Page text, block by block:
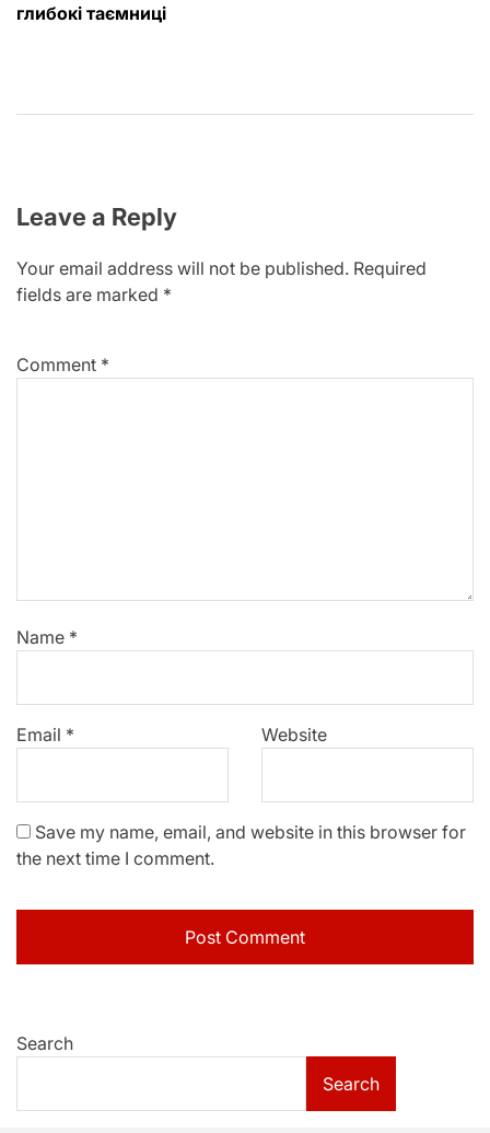
глибокі таємниці
Leave a Reply
Your email address will not be published. Required
fields are marked *
Comment *
Name *
Email * Website
Save my name, email, and website in this browser for
the next time I comment.
Search
Search